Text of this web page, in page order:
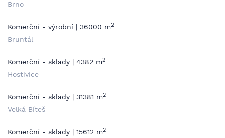
Brno
Komerční - výrobní | 36000 m2
Bruntál
Komerční - sklady | 4382 m2
Hostivice
Komerční - sklady | 31381 m2
Velká Bíteš
Komerční - sklady | 15612 m2